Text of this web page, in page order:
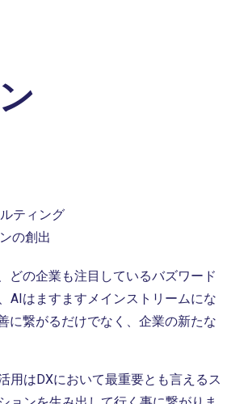
ティング
の創出
どの企業も注目しているバズワード
AIはますますメインストリームにな
に繋がるだけでなく、企業の新たな
用はDXにおいて最重要とも言えるス